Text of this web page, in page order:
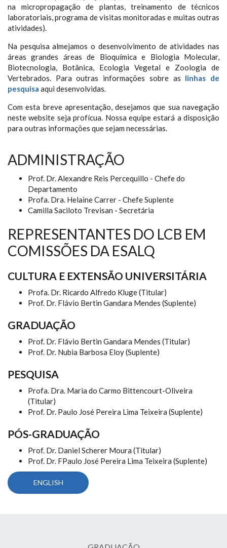
na micropropagação de plantas, treinamento de técnicos
laboratoriais, programa de visitas monitoradas e muitas outras
atividades).
Na pesquisa almejamos o desenvolvimento de atividades nas
áreas grandes áreas de Bioquímica e Biologia Molecular,
Biotecnologia, Botânica, Ecologia Vegetal e Zoologia de
Vertebrados. Para outras informações sobre as linhas de
pesquisa aqui desenvolvidas.
Com esta breve apresentação, desejamos que sua navegação
neste website seja profícua. Nossa equipe estará a disposição
para outras informações que sejam necessárias.
ADMINISTRAÇÃO
Prof. Dr. Alexandre Reis Percequillo - Chefe do
Departamento
Profa. Dra. Helaine Carrer - Chefe Suplente
Camilla Saciloto Trevisan - Secretária
REPRESENTANTES DO LCB EM
COMISSÕES DA ESALQ
CULTURA E EXTENSÃO UNIVERSITÁRIA
Profa. Dr. Ricardo Alfredo Kluge (Titular)
Prof. Dr. Flávio Bertin Gandara Mendes (Suplente)
GRADUAÇÃO
Prof. Dr. Flávio Bertin Gandara Mendes (Titular)
Prof. Dr. Nubia Barbosa Eloy (Suplente)
PESQUISA
Profa. Dra. Maria do Carmo Bittencourt-Oliveira
(Titular)
Prof. Dr. Paulo José Pereira Lima Teixeira (Suplente)
PÓS-GRADUAÇÃO
Prof. Dr. Daniel Scherer Moura (Titular)
Prof. Dr. FPaulo José Pereira Lima Teixeira (Suplente)
ENGLISH